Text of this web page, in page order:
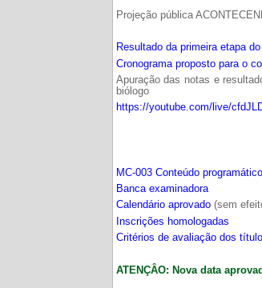
Projeção pública
Resultado da primeira etapa
Cronograma proposto para o
Apuração das notas e
biólogo
https://youtube.com/live/
MC-003 Conteúdo programático
Banca examinadora
Calendário aprovado(sem
Inscrições homologadas
Critérios de avaliação dos
ATENÇÂO: Nova data